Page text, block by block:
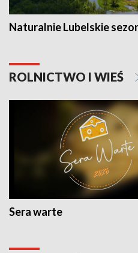
Naturalnie Lubelskie
ROLNICTWO I WIEŚ
Sera warte